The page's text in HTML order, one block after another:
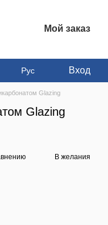
Мой заказ
Рус Вход
Glazing
Glazing
В желания